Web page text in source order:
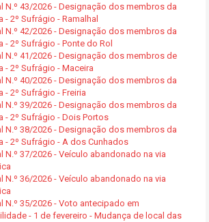
N.º 43/2026 - Designação dos membros da
- 2º Sufrágio - Ramalhal
N.º 42/2026 - Designação dos membros da
- 2º Sufrágio - Ponte do Rol
N.º 41/2026 - Designação dos membros de
- 2º Sufrágio - Maceira
N.º 40/2026 - Designação dos membros da
- 2º Sufrágio - Freiria
N.º 39/2026 - Designação dos membros da
- 2º Sufrágio - Dois Portos
N.º 38/2026 - Designação dos membros da
- 2º Sufrágio - A dos Cunhados
N.º 37/2026 - Veículo abandonado na via
N.º 36/2026 - Veículo abandonado na via
N.º 35/2026 - Voto antecipado em
- 1 de fevereiro - Mudança de local das